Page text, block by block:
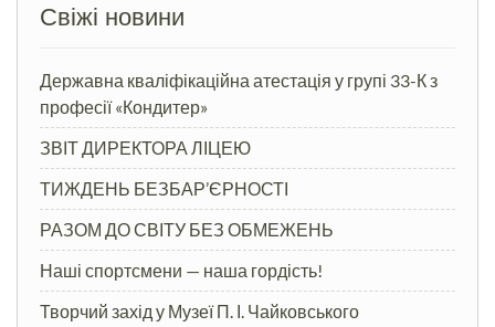
Свіжі новини
Державна кваліфікаційна атестація у групі 33-К з
професії «Кондитер»
ЗВІТ ДИРЕКТОРА ЛІЦЕЮ
ТИЖДЕНЬ БЕЗБАР’ЄРНОСТІ
РАЗОМ ДО СВІТУ БЕЗ ОБМЕЖЕНЬ
Наші спортсмени — наша гордість!
Творчий захід у Музеї П. І. Чайковського